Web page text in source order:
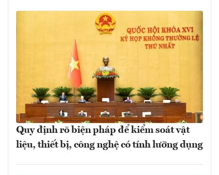
Quy định rõ biện pháp để kiểm soát vật
liệu, thiết bị, công nghệ có tính lưỡng dụng